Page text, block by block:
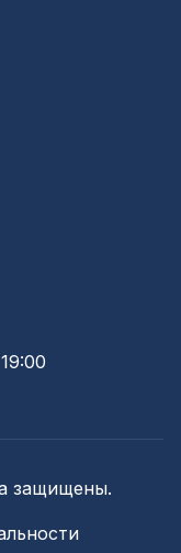
защищены.